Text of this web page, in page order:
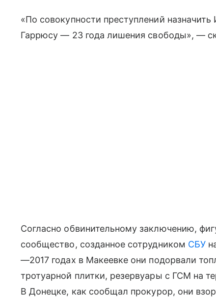
«По совокупности преступлений
Гаррюсу — 23 года лишения свободы», —
Согласно обвинительному заключению,
сообщество, созданное сотрудником СБУ
—2017 годах в Макеевке они подорвали
тротуарной плитки, резервуары с ГСМ на
В Донецке, как сообщал прокурор, они